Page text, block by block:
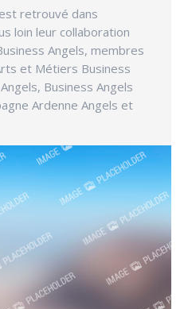
retrouvé dans
loin leur collaboration
Angels, membres
et Métiers Business
Business Angels
Ardenne Angels et